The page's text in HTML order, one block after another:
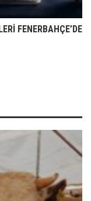
FENERBAHÇE’DE